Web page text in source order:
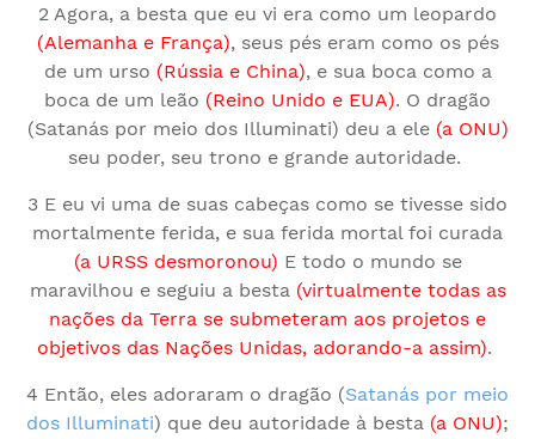
2 Agora, a besta que eu vi era como um leopardo
(Alemanha e França), seus pés eram como os pés
de um urso (Rússia e China), e sua boca como a
boca de um leão (Reino Unido e EUA). O dragão
(Satanás por meio dos Illuminati) deu a ele (a ONU)
seu poder, seu trono e grande autoridade.
3 E eu vi uma de suas cabeças como se tivesse sido
mortalmente ferida, e sua ferida mortal foi curada
(a URSS desmoronou) E todo o mundo se
maravilhou e seguiu a besta (virtualmente todas as
nações da Terra se submeteram aos projetos e
objetivos das Nações Unidas, adorando-a assim).
4 Então, eles adoraram o dragão (Satanás por meio
dos Illuminati) que deu autoridade à besta (a ONU);